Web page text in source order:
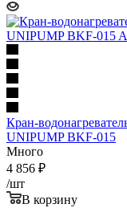
Кран-
UNIPUMP BKF-015
Много
4 856 ₽
/шт
В корзину